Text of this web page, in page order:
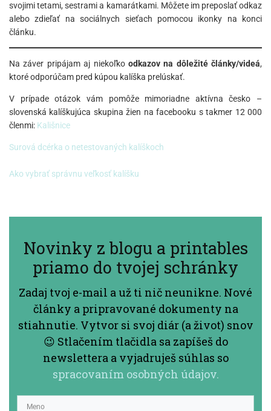
svojimi tetami, sestrami a kamarátkami. Môžete im preposlať odkaz
alebo zdieľať na sociálnych sieťach pomocou ikonky na konci
článku.
Na záver pripájam aj niekoľko odkazov na dôležité články/videá,
ktoré odporúčam pred kúpou kalíška prelúskať.
V prípade otázok vám pomôže mimoriadne aktívna česko –
slovenská kalíškujúca skupina žien na facebooku s takmer 12 000
členmi: Kališnice
Surová dcérka o netestovaných kalíškoch
Ako vybrať správnu veľkosť kalíšku
Novinky z blogu a printables
priamo do tvojej schránky
Zadaj tvoj e-mail a už ti nič neunikne. Nové
články a pripravované dokumenty na
stiahnutie. Vytvor si svoj diár (a život) snov
😉 Stlačením tlačidla sa zapíšeš do
newslettera a vyjadruješ súhlas so
spracovaním osobných údajov.